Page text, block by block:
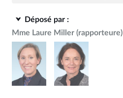
Déposé par :
Mme Laure Miller (rapporteure)